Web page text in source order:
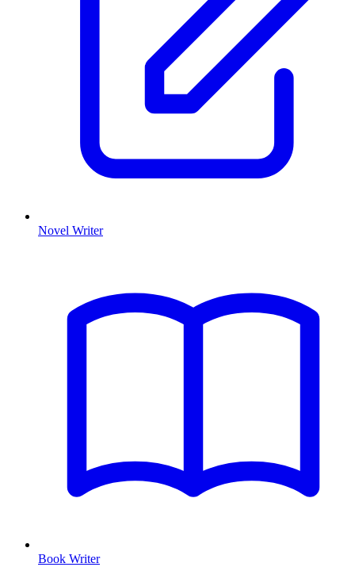
Novel Writer
Book Writer